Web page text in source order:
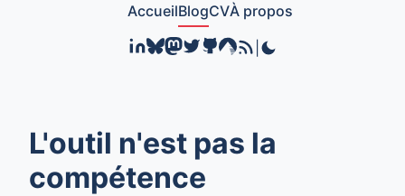
AccueilBlogCVÀ propos
L'outil n'est pas la
compétence